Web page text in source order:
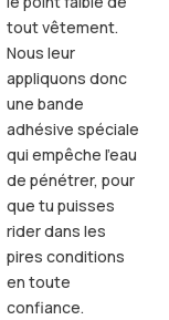
tout vêtement.
Nous leur
appliquons donc
une bande
adhésive spéciale
qui empêche l'eau
de pénétrer, pour
que tu puisses
rider dans les
pires conditions
en toute
confiance.